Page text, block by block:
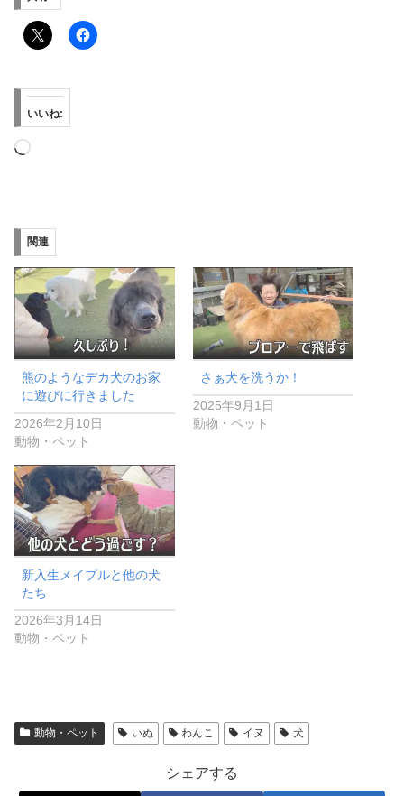
いいね:
読
み
中…
関連
熊のようなデカ犬のお家
に遊びに行きました
2026年2月10日
動物・ペット
さぁ犬を洗うか！
2025年9月1日
動物・ペット
新入生メイプルと他の犬
たち
2026年3月14日
動物・ペット
動物・ペット いぬ わんこ イヌ 犬
シェアする